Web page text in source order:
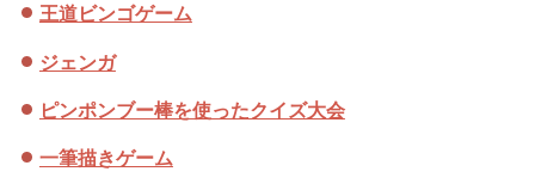
王道ビンゴゲーム
ジェンガ
ピンポンブー棒を使ったクイズ大会
一筆描きゲーム